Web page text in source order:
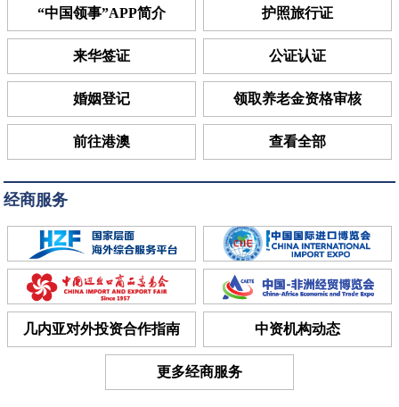
“中国领事”APP简介 护照旅行证
来华签证 公证认证
婚姻登记 领取养老金资格审核
前往港澳 查看全部
经商服务
几内亚对外投资合作指南 中资机构动态
更多经商服务